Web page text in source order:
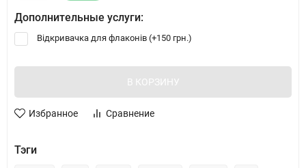
Дополнительные услуги:
Відкривачка для флаконів (+150 грн.)
В КОРЗИНУ
Избранное Сравнение
Тэги